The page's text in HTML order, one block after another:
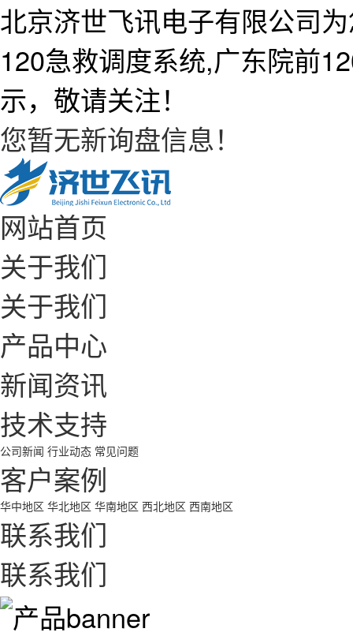
北京济世飞讯电子有限公司
120急救调度系统,广东院前
示，敬请关注！
您暂无新询盘信息！
网站首页
关于我们
关于我们
产品中心
新闻资讯
技术支持
公司新闻 行业动态 常见问题
客户案例
华中地区 华北地区 华南地区 西北地区 西南地区
联系我们
联系我们